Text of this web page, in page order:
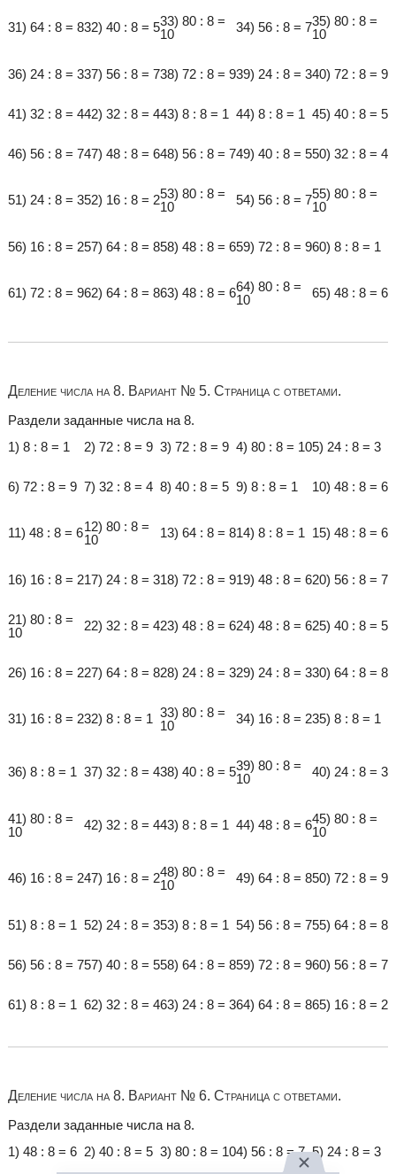
31) 64 : 8 = 832) 40 : 8 = 533) 80 : 8 =
10
34) 56 : 8 = 735) 80 : 8 =
10
36) 24 : 8 = 337) 56 : 8 = 738) 72 : 8 = 939) 24 : 8 = 340) 72 : 8 = 9
41) 32 : 8 = 442) 32 : 8 = 443) 8 : 8 = 1 44) 8 : 8 = 1 45) 40 : 8 = 5
46) 56 : 8 = 747) 48 : 8 = 648) 56 : 8 = 749) 40 : 8 = 550) 32 : 8 = 4
51) 24 : 8 = 352) 16 : 8 = 253) 80 : 8 =
10
54) 56 : 8 = 755) 80 : 8 =
10
56) 16 : 8 = 257) 64 : 8 = 858) 48 : 8 = 659) 72 : 8 = 960) 8 : 8 = 1
61) 72 : 8 = 962) 64 : 8 = 863) 48 : 8 = 664) 80 : 8 =
10
65) 48 : 8 = 6
Деление числа на 8. Вариант № 5. Страница с ответами.
Раздели заданные числа на 8.
1) 8 : 8 = 1
2) 72 : 8 = 9 3) 72 : 8 = 9 4) 80 : 8 = 105) 24 : 8 = 3
6) 72 : 8 = 9 7) 32 : 8 = 4 8) 40 : 8 = 5 9) 8 : 8 = 1 10) 48 : 8 = 6
11) 48 : 8 = 612) 80 : 8 =
10
13) 64 : 8 = 814) 8 : 8 = 1 15) 48 : 8 = 6
16) 16 : 8 = 217) 24 : 8 = 318) 72 : 8 = 919) 48 : 8 = 620) 56 : 8 = 7
21) 80 : 8 =
10
22) 32 : 8 = 423) 48 : 8 = 624) 48 : 8 = 625) 40 : 8 = 5
26) 16 : 8 = 227) 64 : 8 = 828) 24 : 8 = 329) 24 : 8 = 330) 64 : 8 = 8
31) 16 : 8 = 232) 8 : 8 = 1 33) 80 : 8 =
10
34) 16 : 8 = 235) 8 : 8 = 1
36) 8 : 8 = 1 37) 32 : 8 = 438) 40 : 8 = 539) 80 : 8 =
10
40) 24 : 8 = 3
41) 80 : 8 =
10
42) 32 : 8 = 443) 8 : 8 = 1 44) 48 : 8 = 645) 80 : 8 =
10
46) 16 : 8 = 247) 16 : 8 = 248) 80 : 8 =
10
49) 64 : 8 = 850) 72 : 8 = 9
51) 8 : 8 = 1 52) 24 : 8 = 353) 8 : 8 = 1 54) 56 : 8 = 755) 64 : 8 = 8
56) 56 : 8 = 757) 40 : 8 = 558) 64 : 8 = 859) 72 : 8 = 960) 56 : 8 = 7
61) 8 : 8 = 1 62) 32 : 8 = 463) 24 : 8 = 364) 64 : 8 = 865) 16 : 8 = 2
Деление числа на 8. Вариант № 6. Страница с ответами.
Раздели заданные числа на 8.
1) 48 : 8 = 6 2) 40 : 8 = 5 3) 80 : 8 = 104) 56 : 8 = 7 5) 24 : 8 = 3